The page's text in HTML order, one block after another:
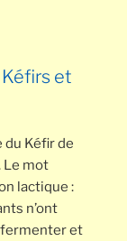
et
du Kéfir de
Le mot
lactique :
n’ont
fermenter et